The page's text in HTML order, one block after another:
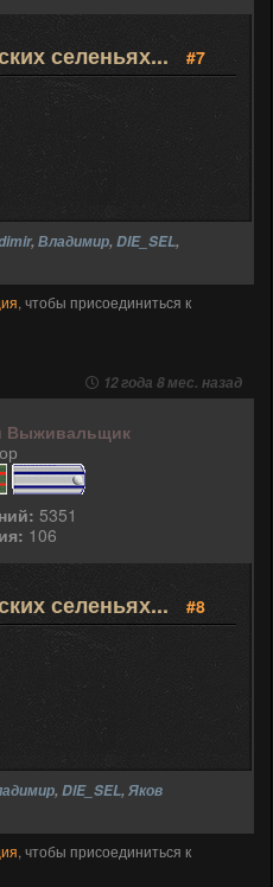
селеньях... #7
, Владимир, DIE_SEL,
, чтобы присоединиться к
12 года 8 мес. назад
Выживальщик
5351
106
селеньях... #8
, DIE_SEL, Яков
, чтобы присоединиться к